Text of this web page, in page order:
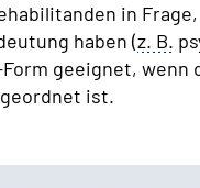
in
haben (z. B.
geeignet, wenn
ist.